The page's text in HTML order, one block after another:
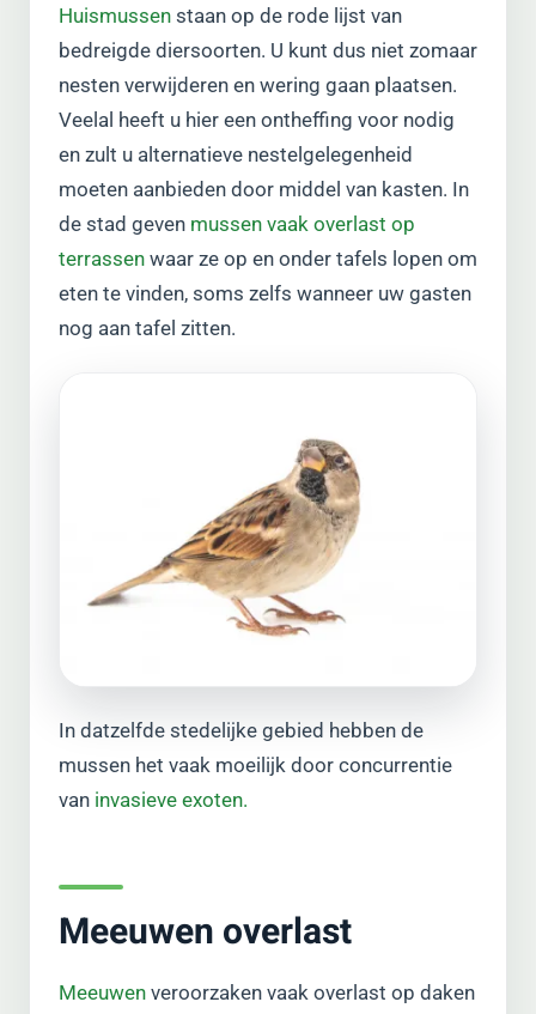
Huismussen staan op de rode lijst van
bedreigde diersoorten. U kunt dus niet zomaar
nesten verwijderen en wering gaan plaatsen.
Veelal heeft u hier een ontheffing voor nodig
en zult u alternatieve nestelgelegenheid
moeten aanbieden door middel van kasten. In
de stad geven mussen vaak overlast op
terrassen waar ze op en onder tafels lopen om
eten te vinden, soms zelfs wanneer uw gasten
nog aan tafel zitten.
In datzelfde stedelijke gebied hebben de
mussen het vaak moeilijk door concurrentie
van invasieve exoten.
Meeuwen overlast
Meeuwen veroorzaken vaak overlast op daken